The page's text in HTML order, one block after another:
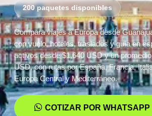
200 paquetes disponibles
Compara viajes a Europa desde
con vuelo, hoteles, traslados y guía en
activos desde $1,640 USD y un
USD, con rutas por España, Francia,
Europa Central y Mediterráneo.
COTIZAR POR WHATSAPP